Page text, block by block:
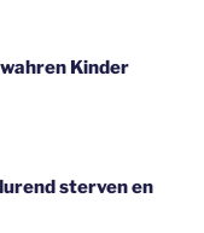
Kinder
sterven en